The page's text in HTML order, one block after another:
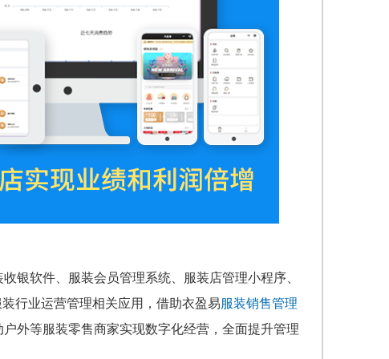
银软件、服装会员管理系统、服装店管理小程序、
行业运营管理相关应用，借助衣盈易服装销售管理
外等服装零售商家实现数字化经营，全面提升管理